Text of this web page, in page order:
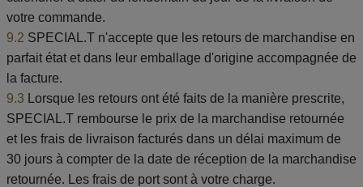
votre commande.
9.2 SPECIAL.T n'accepte que les retours de marchandise en
parfait état et dans leur emballage d'origine accompagnée de
la facture.
9.3 Lorsque les retours ont été faits de la manière prescrite,
SPECIAL.T rembourse le prix de la marchandise retournée
et les frais de livraison facturés dans un délai maximum de
30 jours à compter de la date de réception de la marchandise
retournée. Les frais de port sont à votre charge.